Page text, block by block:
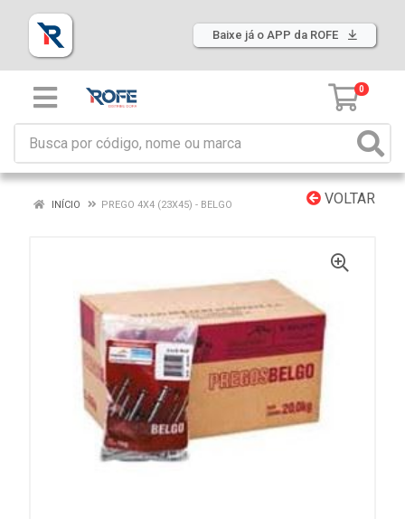
Baixe já o APP da ROFE
0
VOLTAR
INÍCIO PREGO 4X4 (23X45) - BELGO